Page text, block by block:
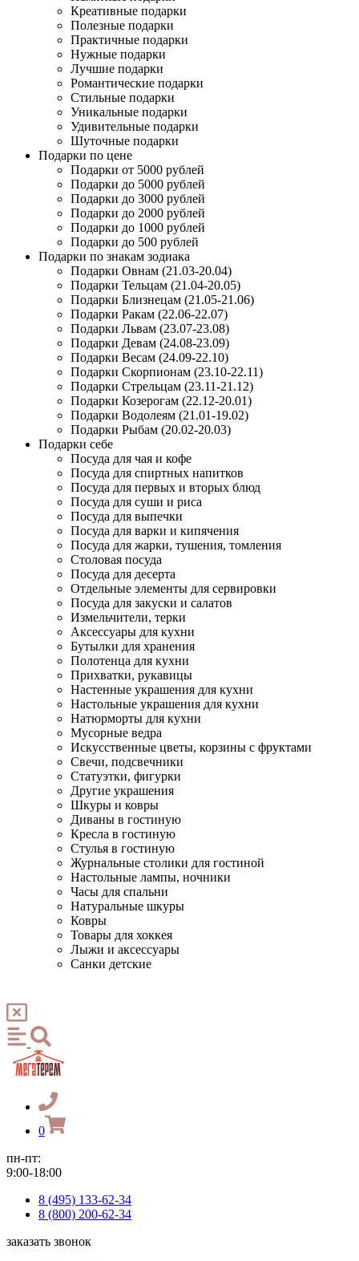
Креативные подарки
Полезные подарки
Практичные подарки
Нужные подарки
Лучшие подарки
Романтические подарки
Стильные подарки
Уникальные подарки
Удивительные подарки
Шуточные подарки
Подарки по цене
Подарки от 5000 рублей
Подарки до 5000 рублей
Подарки до 3000 рублей
Подарки до 2000 рублей
Подарки до 1000 рублей
Подарки до 500 рублей
Подарки по знакам зодиака
Подарки Овнам (21.03-20.04)
Подарки Тельцам (21.04-20.05)
Подарки Близнецам (21.05-21.06)
Подарки Ракам (22.06-22.07)
Подарки Львам (23.07-23.08)
Подарки Девам (24.08-23.09)
Подарки Весам (24.09-22.10)
Подарки Скорпионам (23.10-22.11)
Подарки Стрельцам (23.11-21.12)
Подарки Козерогам (22.12-20.01)
Подарки Водолеям (21.01-19.02)
Подарки Рыбам (20.02-20.03)
Подарки себе
Посуда для чая и кофе
Посуда для спиртных напитков
Посуда для первых и вторых блюд
Посуда для суши и риса
Посуда для выпечки
Посуда для варки и кипячения
Посуда для жарки, тушения, томления
Столовая посуда
Посуда для десерта
Отдельные элементы для сервировки
Посуда для закуски и салатов
Измельчители, терки
Аксессуары для кухни
Бутылки для хранения
Полотенца для кухни
Прихватки, рукавицы
Настенные украшения для кухни
Настольные украшения для кухни
Натюрморты для кухни
Мусорные ведра
Искусственные цветы, корзины с фруктами
Свечи, подсвечники
Статуэтки, фигурки
Другие украшения
Шкуры и ковры
Диваны в гостиную
Кресла в гостиную
Стулья в гостиную
Журнальные столики для гостиной
Настольные лампы, ночники
Часы для спальни
Натуральные шкуры
Ковры
Товары для хоккея
Лыжи и аксессуары
Санки детские
0
пн-пт:
9:00-18:00
8 (495) 133-62-34
8 (800) 200-62-34
заказать звонок